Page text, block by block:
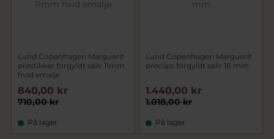
Lund Copenhagen Marguerit
ørestikker forgyldt sølv 11mm
hvid emalje
710,00 kr
840,00 kr
På lager
Lund Copenhagen Marguerit
øreclips forgyldt sølv 18 mm
1.018,00 kr
1.440,00 kr
På lager